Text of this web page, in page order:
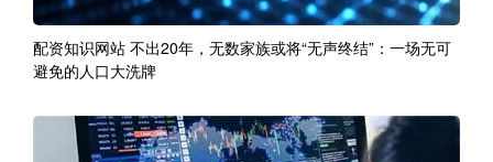
配资知识网站 不出20年，无数家族或将“无声终结”：一场无可
避免的人口大洗牌